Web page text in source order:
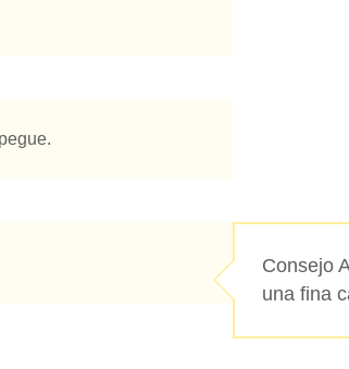
Consejo
una fina